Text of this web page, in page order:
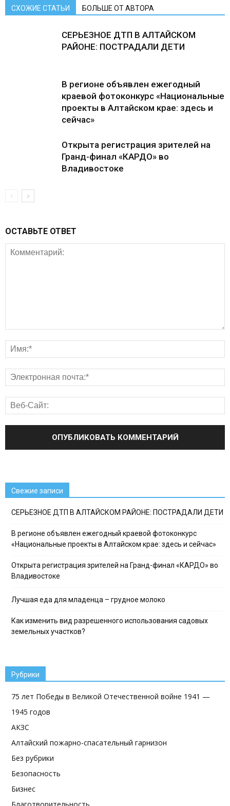
СХОЖИЕ СТАТЬИ БОЛЬШЕ ОТ АВТОРА
СЕРЬЕЗНОЕ ДТП В АЛТАЙСКОМ
РАЙОНЕ: ПОСТРАДАЛИ ДЕТИ
В регионе объявлен ежегодный
краевой фотоконкурс «Национальные
проекты в Алтайском крае: здесь и
сейчас»
Открыта регистрация зрителей на
Гранд-финал «КАРДО» во
Владивостоке
ОСТАВЬТЕ ОТВЕТ
Свежие записи
СЕРЬЕЗНОЕ ДТП В АЛТАЙСКОМ РАЙОНЕ: ПОСТРАДАЛИ ДЕТИ
В регионе объявлен ежегодный краевой фотоконкурс
«Национальные проекты в Алтайском крае: здесь и сейчас»
Открыта регистрация зрителей на Гранд-финал «КАРДО» во
Владивостоке
Лучшая еда для младенца – грудное молоко
Как изменить вид разрешенного использования садовых
земельных участков?
Рубрики
75 лет Победы в Великой Отечественной войне 1941 —
1945 годов
АКЗС
Алтайский пожарно-спасательный гарнизон
Без рубрики
Безопасность
Бизнес
Благотворительность